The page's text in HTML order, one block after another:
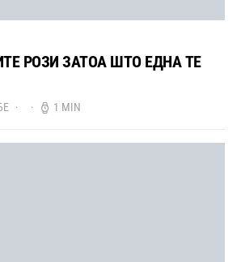
РОЗИ ЗАТОА ШТО ЕДНА ТЕ
1 MIN